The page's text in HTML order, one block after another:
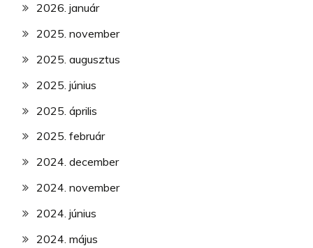
2026. január
2025. november
2025. augusztus
2025. június
2025. április
2025. február
2024. december
2024. november
2024. június
2024. május